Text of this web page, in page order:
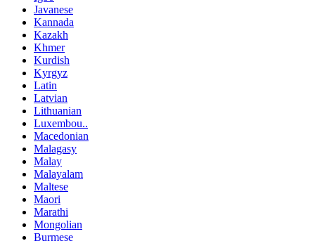
Javanese
Kannada
Kazakh
Khmer
Kurdish
Kyrgyz
Latin
Latvian
Lithuanian
Luxembou..
Macedonian
Malagasy
Malay
Malayalam
Maltese
Maori
Marathi
Mongolian
Burmese